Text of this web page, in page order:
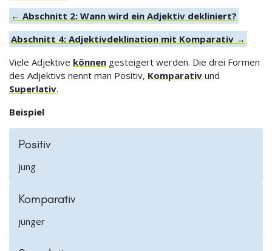
← Abschnitt 2: Wann wird ein Adjektiv dekliniert?
Abschnitt 4: Adjektivdeklination mit Komparativ →
Viele Adjektive können gesteigert werden. Die drei Formen
des Adjektivs nennt man Positiv, Komparativ und
Superlativ.
Beispiel
Positiv
jung
Komparativ
jünger